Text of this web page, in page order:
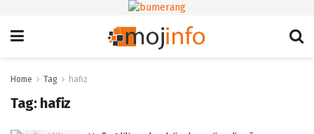
Home Tag hafiz
Tag: hafiz